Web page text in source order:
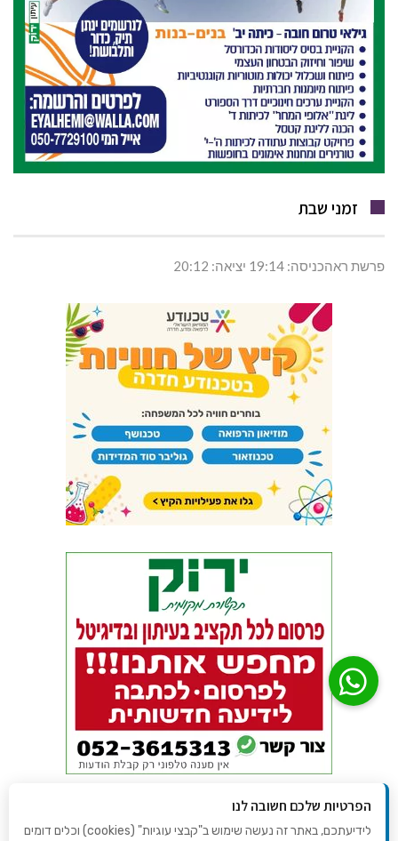
זמני שבת
פרשת ראהכניסה: 19:14 יציאה: 20:12
הפרטיות שלכם חשובה לנו
לידיעתכם, באתר זה נעשה שימוש ב"קבצי עוגיות" (cookies) וכלים דומים